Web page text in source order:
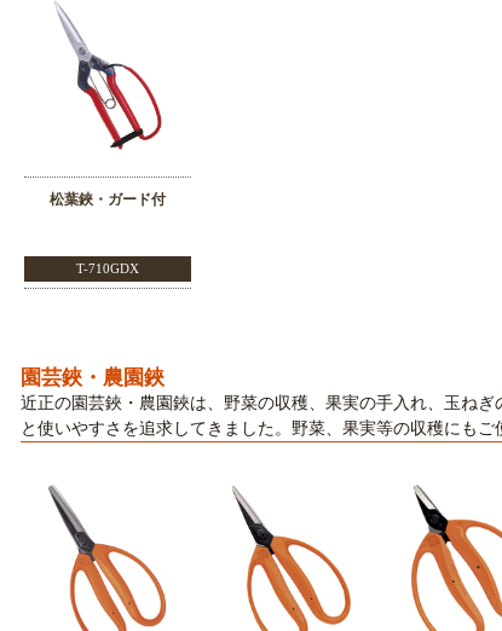
松葉鋏・ガード付
T-710GDX
園芸鋏・農園鋏
近正の園芸鋏・農園鋏は、野菜の収穫、果実の手入れ、玉ね
と使いやすさを追求してきました。野菜、果実等の収穫にもご